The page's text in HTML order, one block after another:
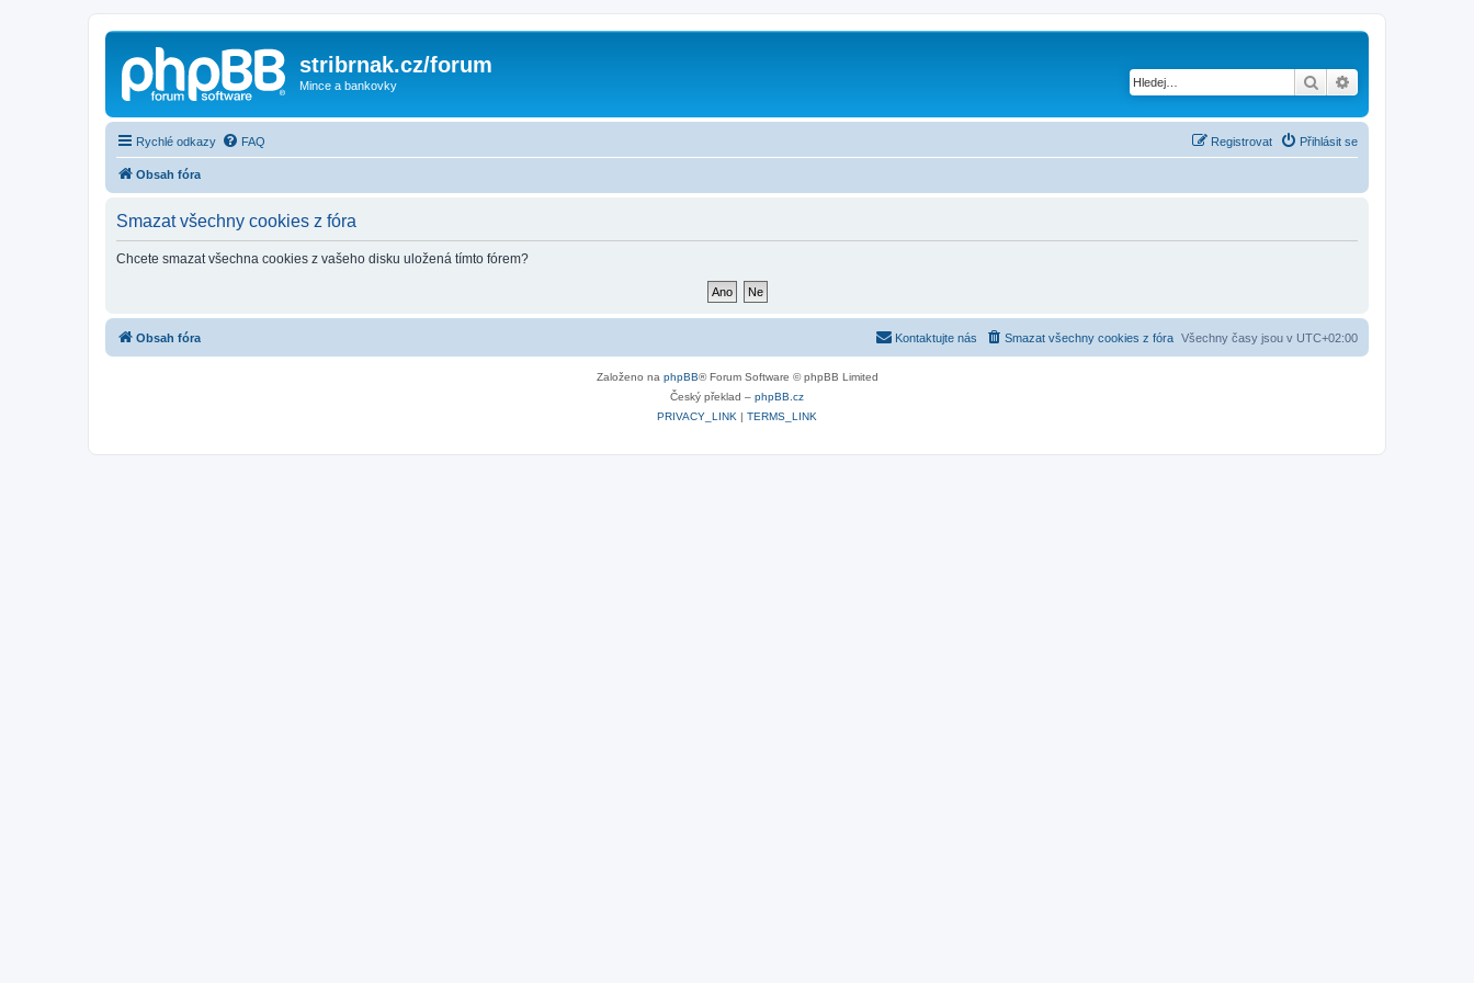
stribrnak.cz/forum
Mince a bankovky Hledat
Rychlé odkazy FAQ Přihlásit se
Registrovat
Obsah fóra
Smazat všechny cookies z fóra
Chcete smazat všechna cookies z vašeho disku uložená tímto fórem?
Obsah fóra Všechny časy jsou v UTC+02:00
Smazat všechny cookies z fóra
Kontaktujte nás
Založeno na phpBB® Forum Software © phpBB Limited
Český překlad – phpBB.cz
PRIVACY_LINK | TERMS_LINK